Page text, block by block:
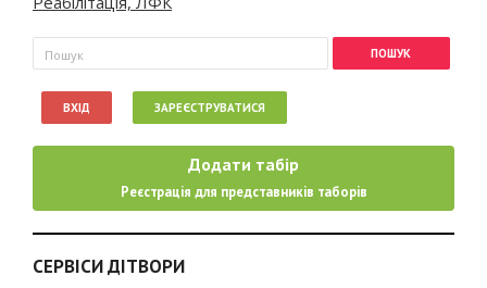
Пошукова форма
Пошук
ВХІД ЗАРЕЄСТРУВАТИСЯ
Додати табір
Реєстрація для представників таборів
СЕРВІСИ ДІТВОРИ